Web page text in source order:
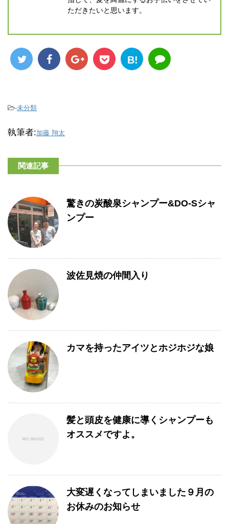
ただきたいと思います。
B!
-未分類
執筆者:加藤 翔太
関連記事
驚きの炭酸泉シャンプー&DO-Sシャ
ンプー
波佐見焼の仲間入り
カマを持ったアイツとホジホジな娘
髪と頭皮を健康に導くシャンプーも
オススメですよ。
大変遅くなってしまいました９月の
お休みのお知らせ